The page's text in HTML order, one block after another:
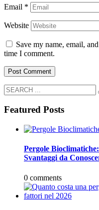
Email *
Website
Save my name, email,
time I comment.
Featured Posts
Pergole
Svantaggi da
0 comments